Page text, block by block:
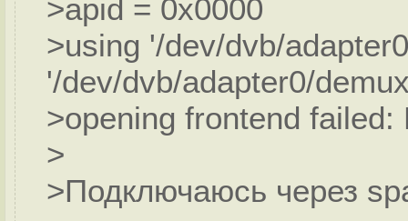
>apid = 0x0000
>using '/dev/dvb/
'/dev/dvb/adapter0/
>opening frontend
>
>Подключаюсь через